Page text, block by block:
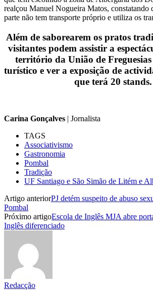
realçou Manuel Nogueira Matos, constatando
parte não tem transporte próprio e utiliza os
Além de saborearem os pratos
visitantes podem assistir a
território da União de
turístico e ver a exposição de
que terá 20 stands.
Carina Gonçalves | Jornalista
TAGS
Associativismo
Gastronomia
Pombal
Tradição
UF Santiago e São Simão de Litém e
Artigo anteriorPJ detém suspeito de abuso
Pombal
Próximo artigoEscola de Inglês MJA abre
Inglês diferenciado
Redacção